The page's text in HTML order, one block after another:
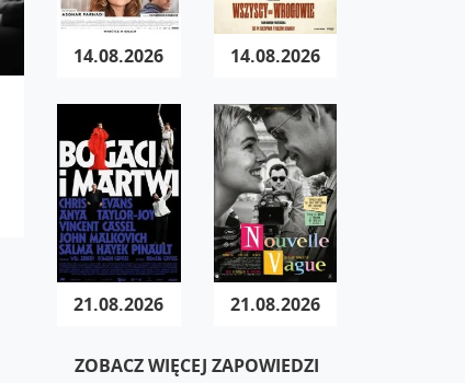
14.08.2026 14.08.2026
21.08.2026 21.08.2026
ZOBACZ WIĘCEJ ZAPOWIEDZI